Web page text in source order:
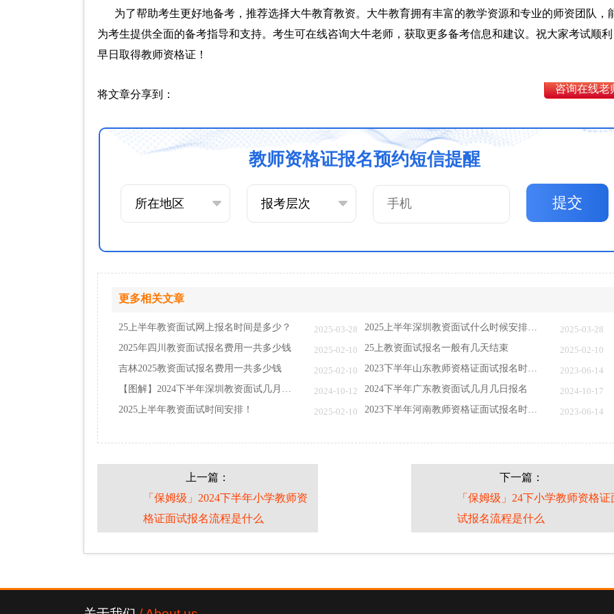
为了帮助考生更好地备考，推荐选择大牛教育教资。大牛教育拥有丰富的教学资源和专业的师资团队，
为考生提供全面的备考指导和支持。考生可在线咨询大牛老师，获取更多备考信息和建议。祝大家考试顺利
早日取得教师资格证！
将文章分享到： 咨询在线老
教师资格证报名预约短信提醒
提交
更多相关文章
25上半年教资面试网上报名时间是多少？ 2025-03-28
2025-03-28
2025年四川教资面试报名费用一共多少钱
2025-02-10 25上教资面试报名一般有几天结束
2025-02-10
吉林2025教资面试报名费用一共多少钱
2025-02-10
2023-06-14
2024-10-12 2024下半年广东教资面试几月几日报名
2024-10-17
2025上半年教资面试时间安排！
2025-02-10 2023-06-14
上一篇：
「保姆级」2024下半年小学教师资
格证面试报名流程是什么
下一篇：
「保姆级」24下小学教师资格证
试报名流程是什么